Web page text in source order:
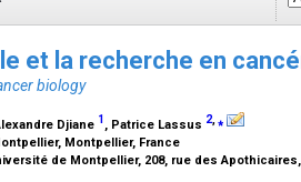
et la recherche en
biology
Djiane 1 , Patrice Lassus 2,⁎
Montpellier, France
de Montpellier, 208, rue des